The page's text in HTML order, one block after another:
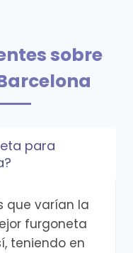
sobre
para
que varían la
furgoneta
teniendo en